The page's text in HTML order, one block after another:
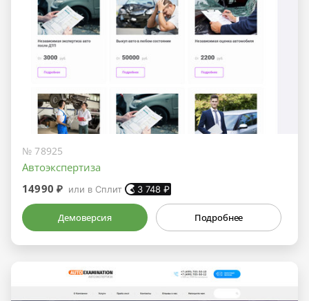
№ 78925
Автоэкспертиза
14990 ₽ или в Сплит 3 748 ₽
Демоверсия Подробнее